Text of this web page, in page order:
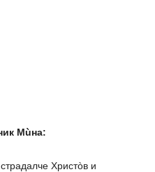
Мùна:
Христòв и